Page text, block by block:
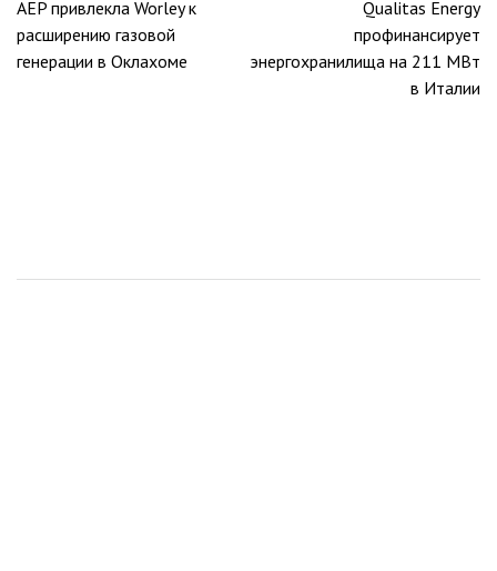
по
записям
AEP привлекла Worley к
расширению газовой
генерации в Оклахоме
Qualitas Energy
профинансирует
энергохранилища на 211 МВт
в Италии